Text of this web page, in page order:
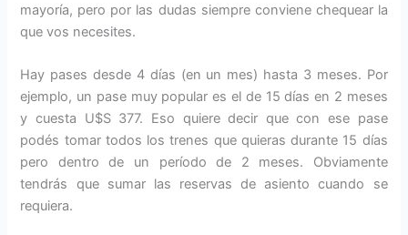
mayoría, pero por las dudas siempre conviene chequear la
que vos necesites.
Hay pases desde 4 días (en un mes) hasta 3 meses. Por
ejemplo, un pase muy popular es el de 15 días en 2 meses
y cuesta U$S 377. Eso quiere decir que con ese pase
podés tomar todos los trenes que quieras durante 15 días
pero dentro de un período de 2 meses. Obviamente
tendrás que sumar las reservas de asiento cuando se
requiera.